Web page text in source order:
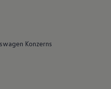
Konzerns